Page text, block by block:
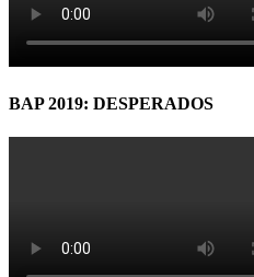
BAP 2019: DESPERADOS